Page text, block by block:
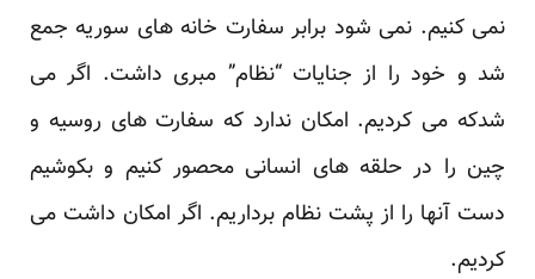
نمی کنیم. نمی شود برابر سفارت خانه های سوریه جمع
شد و خود را از جنایات “نظام” مبری داشت. اگر می
شدکه می کردیم. امکان ندارد که سفارت های روسیه و
چین را در حلقه های انسانی محصور کنیم و بکوشیم
دست آنها را از پشت نظام برداریم. اگر امکان داشت می
کردیم.